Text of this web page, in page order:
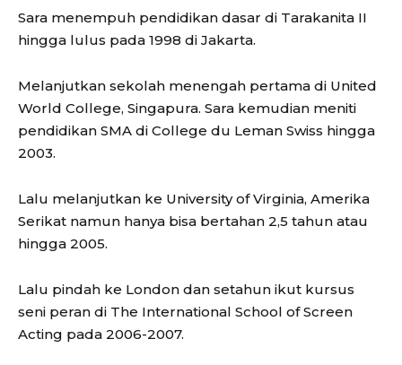
Sara menempuh pendidikan dasar di Tarakanita II
hingga lulus pada 1998 di Jakarta.
Melanjutkan sekolah menengah pertama di United
World College, Singapura. Sara kemudian meniti
pendidikan SMA di College du Leman Swiss hingga
2003.
Lalu melanjutkan ke University of Virginia, Amerika
Serikat namun hanya bisa bertahan 2,5 tahun atau
hingga 2005.
Lalu pindah ke London dan setahun ikut kursus
seni peran di The International School of Screen
Acting pada 2006-2007.